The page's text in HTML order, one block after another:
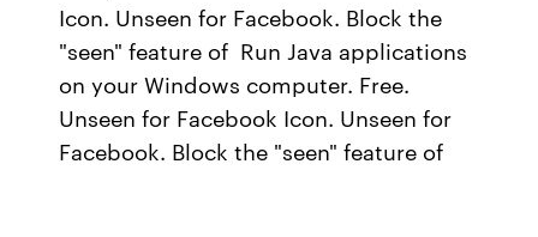
Icon. Unseen for Facebook. Block the
"seen" feature of Run Java applications
on your Windows computer. Free.
Unseen for Facebook Icon. Unseen for
Facebook. Block the "seen" feature of